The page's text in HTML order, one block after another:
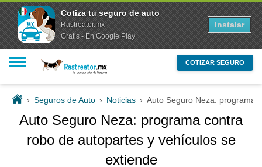
COTIZAR SEGURO
› Seguros de Auto › Noticias › Auto Seguro Neza: programa
Auto Seguro Neza: programa contra
robo de autopartes y vehículos se
extiende
Cotiza tu seguro de auto
Rastreator.mx
Gratis - En Google Play
Instalar